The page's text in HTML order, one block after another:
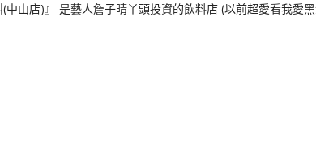
中山店)』 是藝人詹子晴丫頭投資的飲料店 (以前超愛看我愛